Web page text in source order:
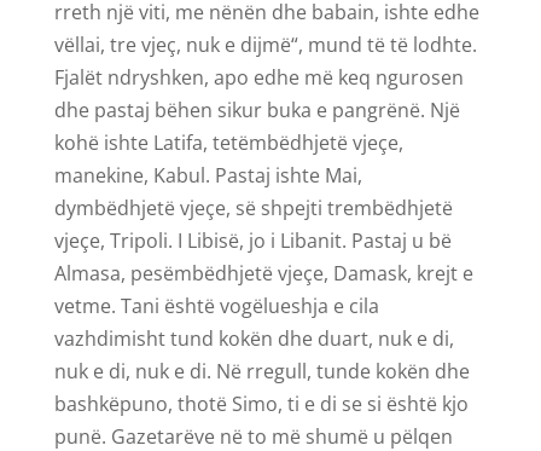
rreth një viti, me nënën dhe babain, ishte edhe
vëllai, tre vjeç, nuk e dijmë“, mund të të lodhte.
Fjalët ndryshken, apo edhe më keq ngurosen
dhe pastaj bëhen sikur buka e pangrënë. Një
kohë ishte Latifa, tetëmbëdhjetë vjeçe,
manekine, Kabul. Pastaj ishte Mai,
dymbëdhjetë vjeçe, së shpejti trembëdhjetë
vjeçe, Tripoli. I Libisë, jo i Libanit. Pastaj u bë
Almasa, pesëmbëdhjetë vjeçe, Damask, krejt e
vetme. Tani është vogëlueshja e cila
vazhdimisht tund kokën dhe duart, nuk e di,
nuk e di, nuk e di. Në rregull, tunde kokën dhe
bashkëpuno, thotë Simo, ti e di se si është kjo
punë. Gazetarëve në to më shumë u pëlqen